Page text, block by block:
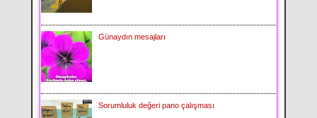
Günaydın mesajları
Sorumluluk değeri pano çalışması